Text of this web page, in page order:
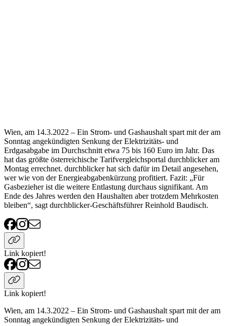
Wien, am 14.3.2022 – Ein Strom- und Gashaushalt spart mit der am
Sonntag angekündigten Senkung der Elektrizitäts- und
Erdgasabgabe im Durchschnitt etwa 75 bis 160 Euro im Jahr. Das
hat das größte österreichische Tarifvergleichsportal durchblicker am
Montag errechnet. durchblicker hat sich dafür im Detail angesehen,
wer wie von der Energieabgabenkürzung profitiert. Fazit: „Für
Gasbezieher ist die weitere Entlastung durchaus signifikant. Am
Ende des Jahres werden den Haushalten aber trotzdem Mehrkosten
bleiben“, sagt durchblicker-Geschäftsführer Reinhold Baudisch.
Link kopiert!
Link kopiert!
Wien, am 14.3.2022 – Ein Strom- und Gashaushalt spart mit der am
Sonntag angekündigten Senkung der Elektrizitäts- und